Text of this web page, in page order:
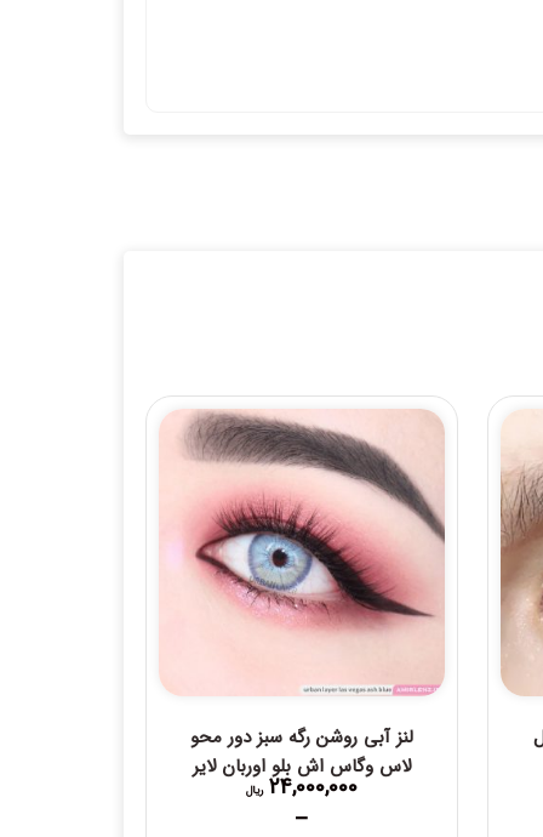
لنز آبی روشن رگه سبز دور محو
لاس وگاس اش بلو اوربان لایر
24,000,000 ریال
–